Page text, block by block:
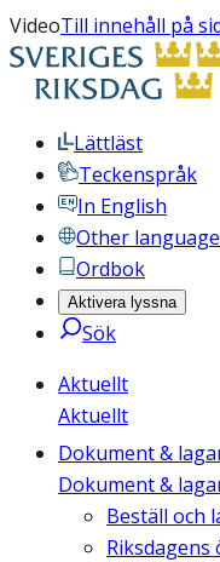
VideoTill innehåll på
Lättläst
Teckenspråk
In English
Other
Ordbok
Aktivera lyssna
Sök
Aktuellt
Aktuellt
Dokument &
Dokument &
Beställ och
Riksdagens